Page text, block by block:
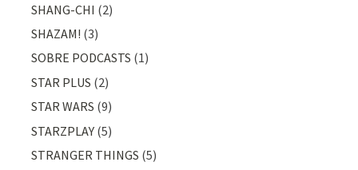
SHANG-CHI (2)
SHAZAM! (3)
SOBRE PODCASTS (1)
STAR PLUS (2)
STAR WARS (9)
STARZPLAY (5)
STRANGER THINGS (5)